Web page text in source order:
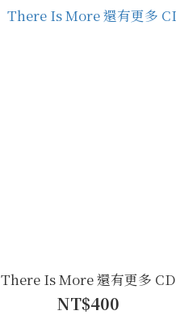
There Is More 還有更多 CD
NT$400